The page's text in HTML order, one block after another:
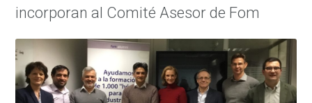
incorporan al Comité Asesor de Fom